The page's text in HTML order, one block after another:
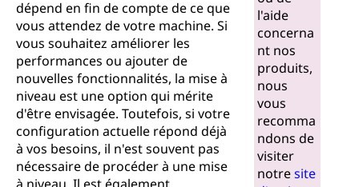
dépend en fin de compte de ce que
vous attendez de votre machine. Si
vous souhaitez améliorer les
performances ou ajouter de
nouvelles fonctionnalités, la mise à
niveau est une option qui mérite
d'être envisagée. Toutefois, si votre
configuration actuelle répond déjà
à vos besoins, il n'est souvent pas
nécessaire de procéder à une mise
l'aide
concerna
nt nos
produits,
nous
vous
recomma
ndons de
visiter
notresite